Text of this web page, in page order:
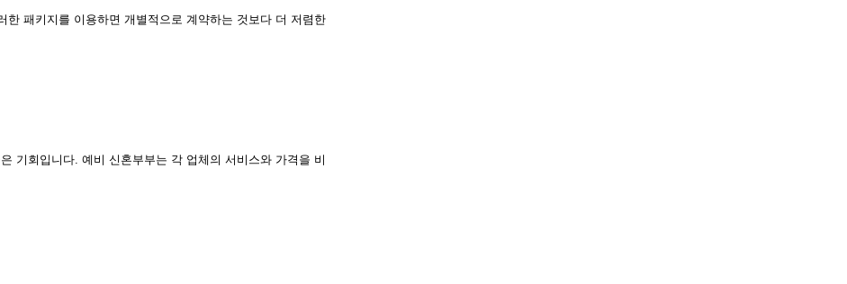
패키지를 이용하면 개별적으로 계약하는 것보다 더 저렴한
기회입니다. 예비 신혼부부는 각 업체의 서비스와 가격을 비